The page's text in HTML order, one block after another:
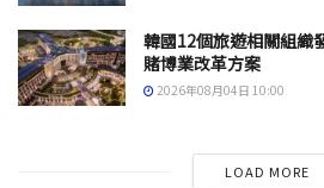
韓國12個旅遊相關組織
賭博業改革方案
2026年08月04日 10:00
LOAD MORE